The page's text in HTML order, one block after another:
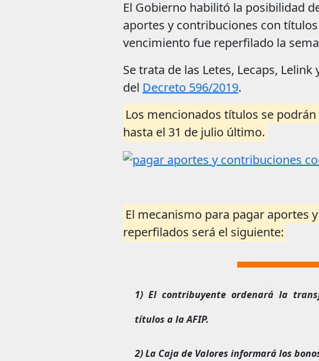
El Gobierno habilitó la posibilidad
aportes y contribuciones con
vencimiento fue reperfilado la
Se trata de las Letes, Lecaps,
del Decreto 596/2019.
Los mencionados títulos se
hasta el 31 de julio último.
El mecanismo para pagar aportes
reperfilados será el siguiente:
1) El contribuyente ordenará la
títulos a la AFIP.
2) La Caja de Valores informará los